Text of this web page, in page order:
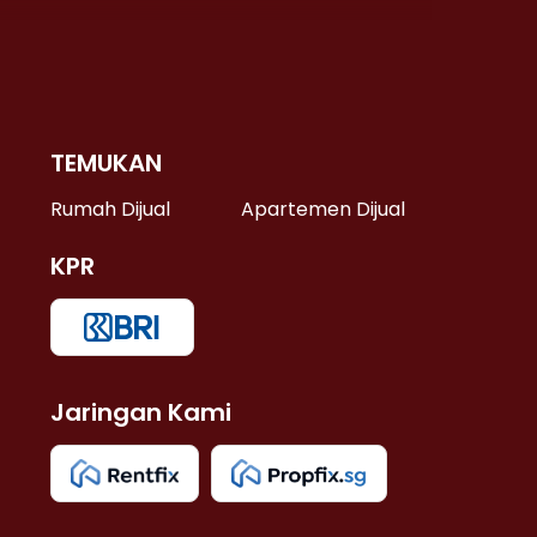
TEMUKAN
Rumah Dijual Apartemen Dijual
KPR
Jaringan Kami